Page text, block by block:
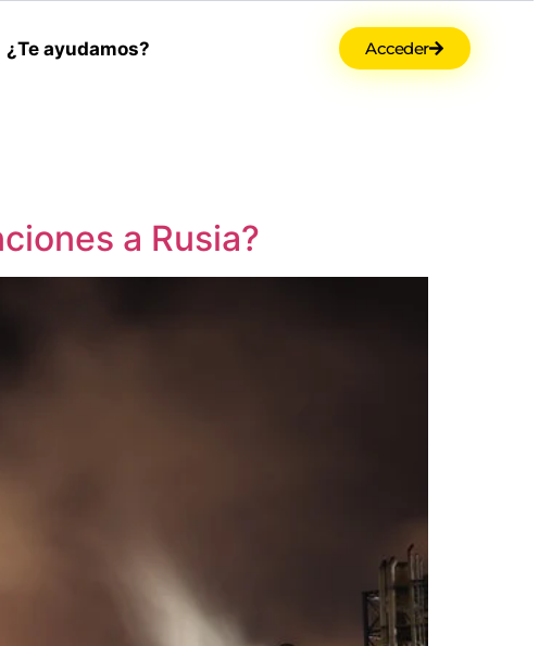
¿Te ayudamos? Acceder
a Rusia?